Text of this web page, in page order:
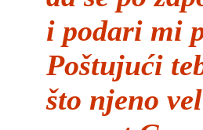
i podari mi
Poštujući
što njeno